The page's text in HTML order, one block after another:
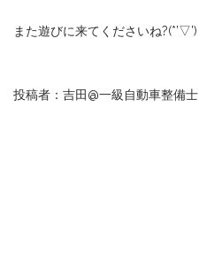
また遊びに来てくださいね?(*’▽’)
投稿者：吉田@一級自動車整備士